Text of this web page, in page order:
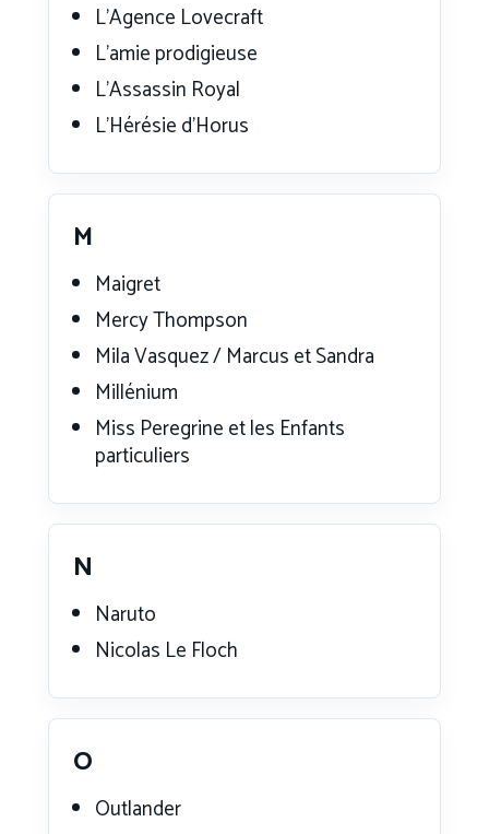
L’Agence Lovecraft
L’amie prodigieuse
L’Assassin Royal
L’Hérésie d’Horus
M
Maigret
Mercy Thompson
Mila Vasquez / Marcus et Sandra
Millénium
Miss Peregrine et les Enfants
particuliers
N
Naruto
Nicolas Le Floch
O
Outlander